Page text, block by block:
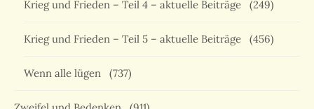
Krieg und Frieden – Teil 4 – aktuelle Beiträge (249)
Krieg und Frieden – Teil 5 – aktuelle Beiträge (456)
Wenn alle lügen (737)